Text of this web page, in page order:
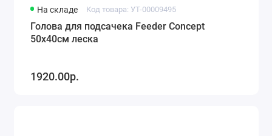
На складе Код товара: УТ-00009495
Голова для подсачека Feeder Concept
50х40см леска
1920.00р.